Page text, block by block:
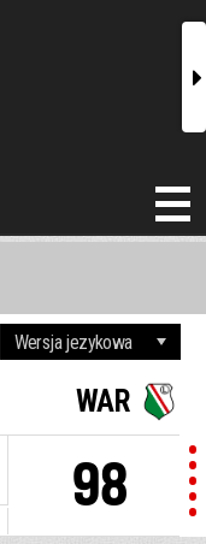
r
WAR
98